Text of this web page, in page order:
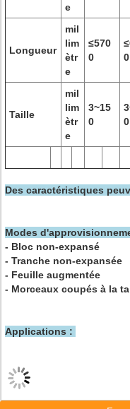
e
Longueur
mil
lim
ètr
e
≤570
0
0
Taille
mil
lim
ètr
e
3~15
0
0
Des caractéristiques
Modes
- Bloc non-expansé
- Tranche non-expansée
- Feuille augmentée
- Morceaux coupés à la
Applications :